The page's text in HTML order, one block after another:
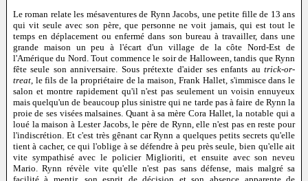
Le roman relate les mésaventures de Rynn Jacobs, une petite fille de 13 ans
qui vit seule avec son père, que personne ne voit jamais, qui est tout le
temps en déplacement ou enfermé dans son bureau à travailler, dans une
grande maison un peu à l'écart d'un village de la côte Nord-Est de
l'Amérique du Nord. Tout commence le soir de Halloween, tandis que Rynn
fête seule son anniversaire. Sous prétexte d'aider ses enfants autrick-or-
treat, le fils de la propriétaire de la maison, Frank Hallet, s'immisce dans le
salon et montre rapidement qu'il n'est pas seulement un voisin ennuyeux
mais quelqu'un de beaucoup plus sinistre qui ne tarde pas à faire de Rynn la
proie de ses visées malsaines. Quant à sa mère Cora Hallet, la notable qui a
loué la maison à Lester Jacobs, le père de Rynn, elle n'est pas en reste pour
l'indiscrétion. Et c'est très gênant car Rynn a quelques petits secrets qu'elle
tient à cacher, ce qui l'oblige à se défendre à peu près seule, bien qu'elle ait
vite sympathisé avec le policier Miglioriti, et ensuite avec son neveu
Mario. Rynn révèle vite qu'elle n'est pas sans défense, mais malgré sa